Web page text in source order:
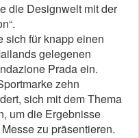
die Designwelt mit der
sich für knapp einen
gelegenen
Prada ein.
zehn
sich mit dem Thema
um die Ergebnisse
zu präsentieren.